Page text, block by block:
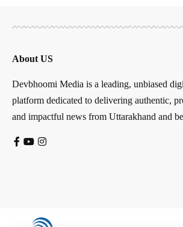
About US
Devbhoomi Media is a leading, unbiased
platform dedicated to delivering authentic,
and impactful news from Uttarakhand and